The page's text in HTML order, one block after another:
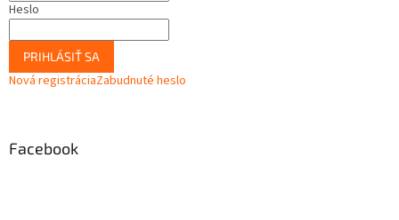
Heslo
PRIHLÁSIŤ SA
Nová registráciaZabudnuté heslo
Facebook